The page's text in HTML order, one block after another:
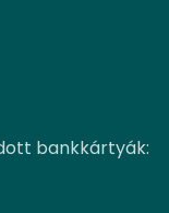
bankkártyák: